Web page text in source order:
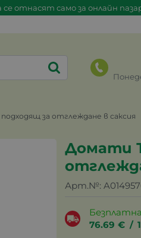
отнасят само за онлайн
за отглеждане в саксия
Домати
Арт.№:
76.69 € /